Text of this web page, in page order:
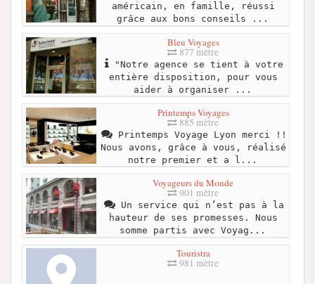
américain, en famille, réussi
grâce aux bons conseils ...
Bleu Voyages
877 mètre
"Notre agence se tient à votre
entière disposition, pour vous
aider à organiser ...
Printemps Voyages
885 mètre
Printemps Voyage Lyon merci !!
Nous avons, grâce à vous, réalisé
notre premier et a l...
Voyageurs du Monde
901 mètre
Un service qui n’est pas à la
hauteur de ses promesses. Nous
somme partis avec Voyag...
Touristra
981 mètre